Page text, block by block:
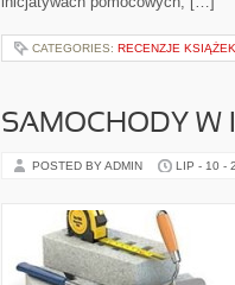
CATEGORIES: RECENZJE KSIĄŻEK
SAMOCHODY W
POSTED BY ADMIN LIP - 10 -